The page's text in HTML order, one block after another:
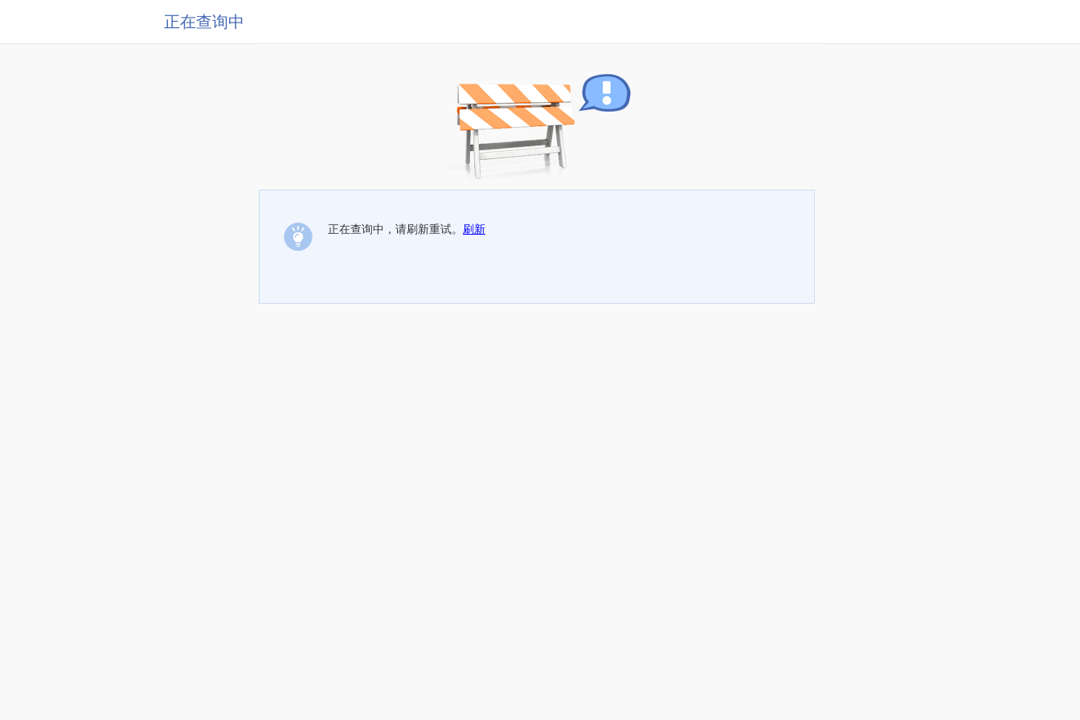
正在查询中
正在查询中，请刷新重试。 刷新